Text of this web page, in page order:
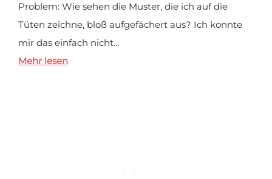
Problem: Wie sehen die Muster, die ich auf die
Tüten zeichne, bloß aufgefächert aus? Ich konnte
mir das einfach nicht…
Mehr lesen